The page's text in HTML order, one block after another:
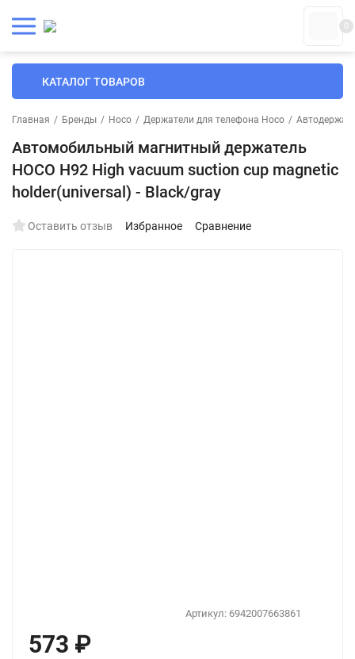
0
КАТАЛОГ ТОВАРОВ
Главная / Бренды / Hoco / Держатели для телефона Hoco /
Автомобильный магнитный держатель
HOCO H92 High vacuum suction cup magnetic
holder(universal) - Black/gray
Оставить отзыв Избранное Сравнение
Артикул: 6942007663861
573 ₽